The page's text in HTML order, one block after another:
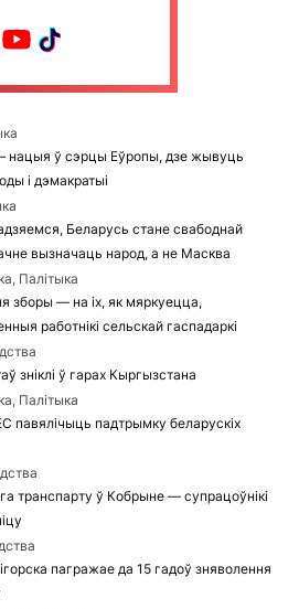
нацыя ў сэрцы Еўропы, дзе жывуць
і дэмакратыі
Беларусь стане свабоднай
вызначаць народ, а не Масква
Палітыка
зборы — на іх, як мяркуецца,
работнікі сельскай гаспадаркі
зніклі ў гарах Кыргызстана
Палітыка
павялічыць падтрымку беларускіх
транспарту ў Кобрыне — супрацоўнікі
пагражае да 15 гадоў зняволення